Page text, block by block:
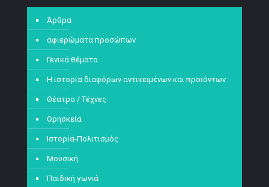
Άρθρα
αφιερώματα προσώπων
Γενικά θέματα
Η ιστορία διαφόρων αντικειμένων και προϊόντων
Θέατρο / Τέχνες
Θρησκεία
Ιστορία-Πολιτισμός
Μουσική
Παιδική γωνιά